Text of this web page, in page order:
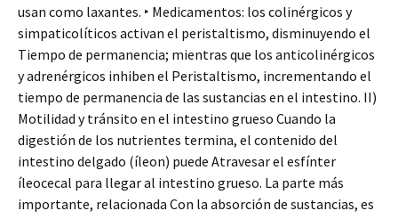
usan como laxantes. ‣ Medicamentos: los colinérgicos y
simpaticolíticos activan el peristaltismo, disminuyendo el
Tiempo de permanencia; mientras que los anticolinérgicos
y adrenérgicos inhiben el Peristaltismo, incrementando el
tiempo de permanencia de las sustancias en el intestino. II)
Motilidad y tránsito en el intestino grueso Cuando la
digestión de los nutrientes termina, el contenido del
intestino delgado (íleon) puede Atravesar el esfínter
íleocecal para llegar al intestino grueso. La parte más
importante, relacionada Con la absorción de sustancias, es